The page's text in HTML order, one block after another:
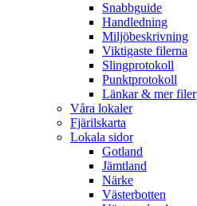
Snabbguide
Handledning
Miljöbeskrivning
Viktigaste filerna
Slingprotokoll
Punktprotokoll
Länkar & mer filer
Våra lokaler
Fjärilskarta
Lokala sidor
Gotland
Jämtland
Närke
Västerbotten